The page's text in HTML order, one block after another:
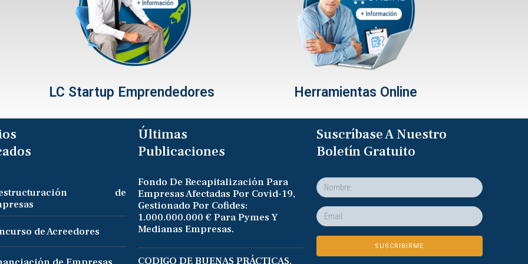
LC Startup Emprendedores Herramientas Online
de
de Acreedores
Últimas
Publicaciones
Fondo De Recapitalización Para
Empresas Afectadas Por Covid-19,
Gestionado Por Cofides:
1.000.000.000 € Para Pymes Y
Medianas Empresas.
CODIGO DE BUENAS PRÁCTICAS,
Suscríbase A Nuestro
Boletín Gratuito